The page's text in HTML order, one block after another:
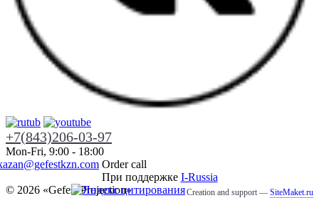
+7(843)206-03-97
Mon-Fri, 9:00 - 18:00
Order call
При поддержке I-Russia
© 2026 «Gefest Projection» Creation and support — SiteMaket.ru